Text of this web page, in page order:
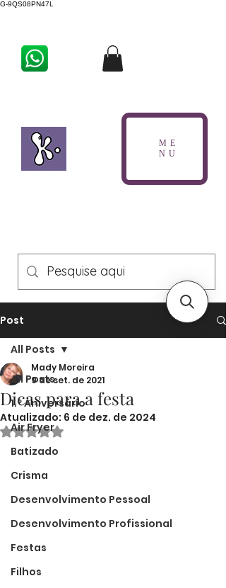
G-9QS08PN47L
ME
NU
Post
All Posts
1.º Aniversário
Air Fryer
Batizado
Crisma
Desenvolvimento Pessoal
Desenvolvimento Profissional
Festas
Filhos
All Posts
Dicas para a festa
Mady Moreira
9 de set. de 2021
Atualizado: 6 de dez. de 2024
Avaliado com NaN de 5 estrelas.